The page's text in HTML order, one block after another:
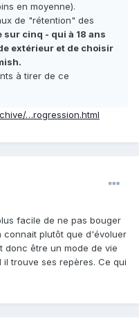
en moyenne).
de "rétention" des
sur cinq - qui à 18 ans
extérieur et de choisir
à tirer de ce
…rogression.html
facile de ne pas bouger
plutôt que d'évoluer
donc être un mode de vie
trouve ses repères. Ce qui